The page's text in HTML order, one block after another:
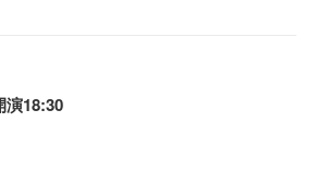
18:30